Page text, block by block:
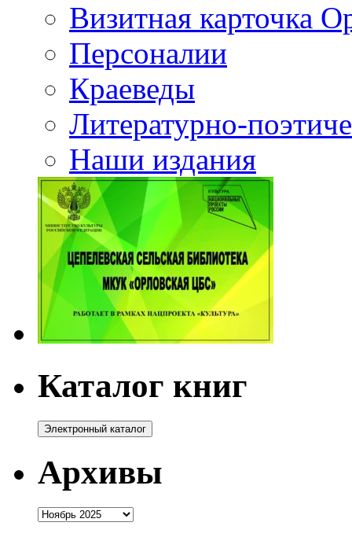
Визитная карточка
Персоналии
Краеведы
Литературно-
Наши издания
Каталог книг
Архивы
Архивы